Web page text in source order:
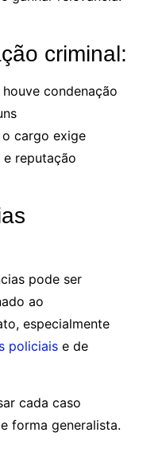
criminal:
condenação
cargo exige
reputação
pode ser
ao
especialmente
policiais e de
cada caso
forma generalista.